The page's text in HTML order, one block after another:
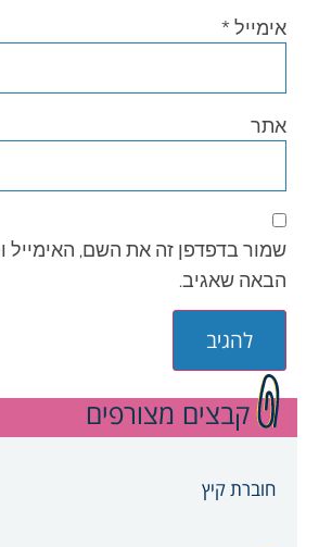
אימייל *
אתר
שמור בדפדפן זה את השם, האימייל
הבאה שאגיב.
קבצים מצורפים
חוברת קיץ